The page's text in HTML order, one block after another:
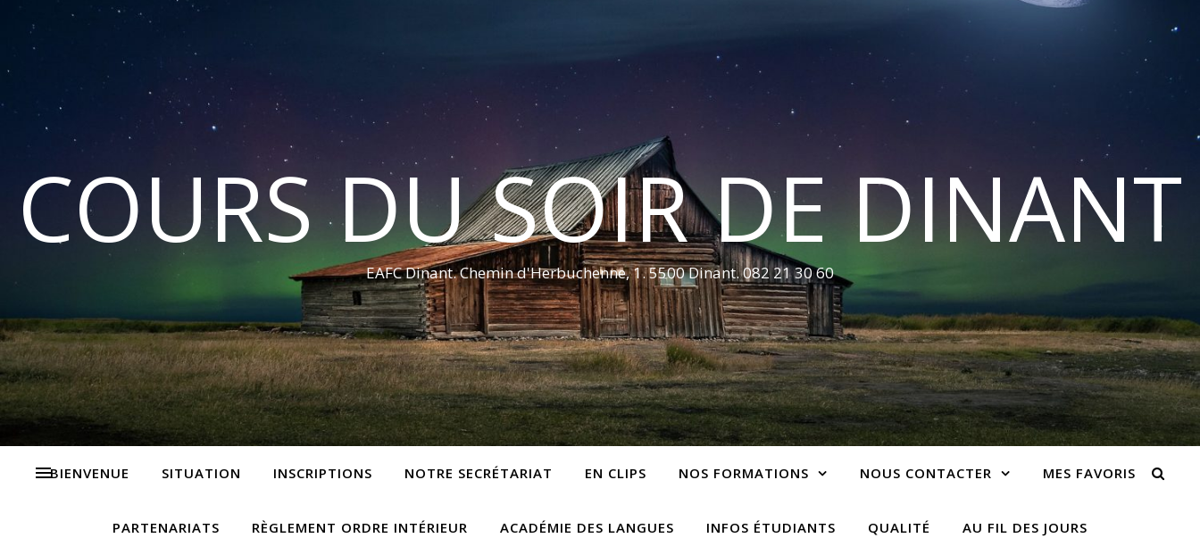
COURS DU SOIR DE DINANT
EAFC Dinant. Chemin d'Herbuchenne, 1. 5500 Dinant. 082 21 30 60
BIENVENUE SITUATION INSCRIPTIONS NOTRE SECRÉTARIAT EN CLIPS NOS FORMATIONS NOUS CONTACTER MES FAVORIS
PARTENARIATS RÈGLEMENT ORDRE INTÉRIEUR ACADÉMIE DES LANGUES INFOS ÉTUDIANTS QUALITÉ AU FIL DES JOURS